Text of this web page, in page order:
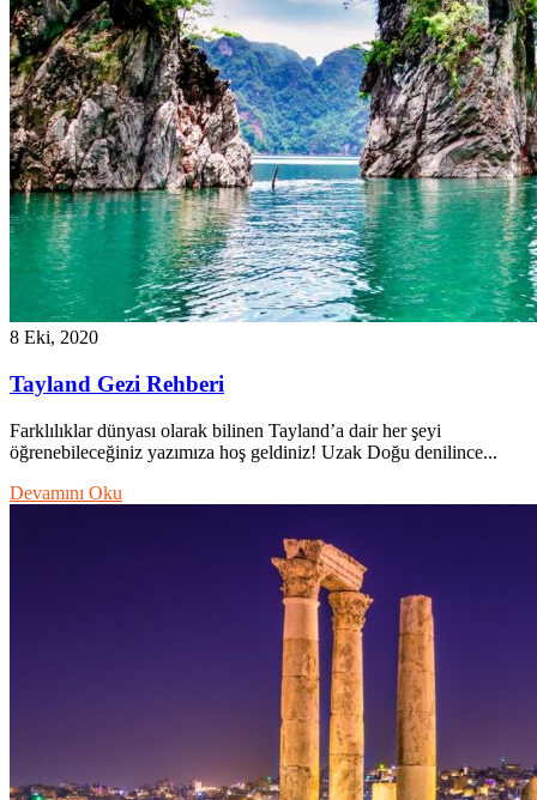
8 Eki, 2020
Tayland Gezi Rehberi
Farklılıklar dünyası olarak bilinen Tayland’a dair her şeyi
öğrenebileceğiniz yazımıza hoş geldiniz! Uzak Doğu denilince...
Devamını Oku